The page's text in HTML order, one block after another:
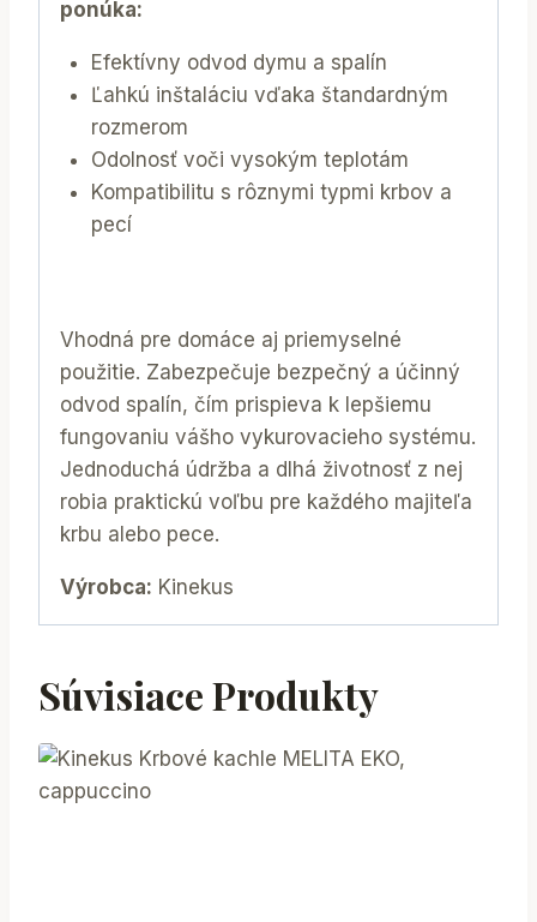
ponúka:
Efektívny odvod dymu a spalín
Ľahkú inštaláciu vďaka štandardným
rozmerom
Odolnosť voči vysokým teplotám
Kompatibilitu s rôznymi typmi krbov a
pecí
Vhodná pre domáce aj priemyselné
použitie. Zabezpečuje bezpečný a účinný
odvod spalín, čím prispieva k lepšiemu
fungovaniu vášho vykurovacieho systému.
Jednoduchá údržba a dlhá životnosť z nej
robia praktickú voľbu pre každého majiteľa
krbu alebo pece.
Výrobca: Kinekus
Súvisiace Produkty